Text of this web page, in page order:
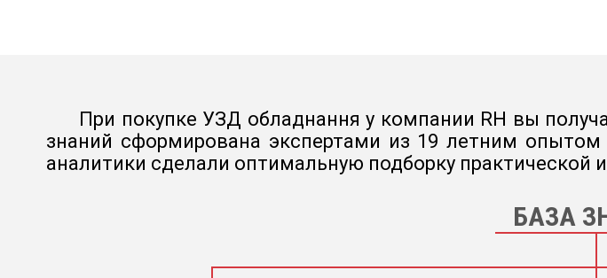
При покупке УЗД обладнання у компании RH вы
знаний сформирована экспертами из 19 летним
аналитики сделали оптимальную подборку
БАЗА